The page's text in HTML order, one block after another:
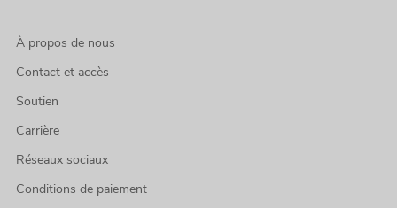
À propos de nous
Contact et accès
Soutien
Carrière
Réseaux sociaux
Conditions de paiement